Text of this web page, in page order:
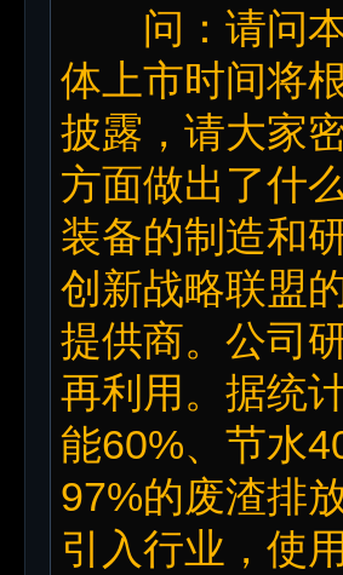
问：请问本
体上市时间将
披露，请大家
方面做出了什
装备的制造和
创新战略联盟
提供商。公司
再利用。据统
能60%、节水
97%的废渣排
引入行业，使